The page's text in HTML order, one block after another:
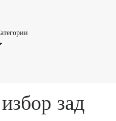
зад